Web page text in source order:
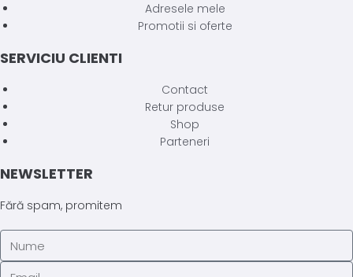
Adresele mele
Promotii si oferte
SERVICIU CLIENTI
Contact
Retur produse
Shop
Parteneri
NEWSLETTER
Fără spam, promitem